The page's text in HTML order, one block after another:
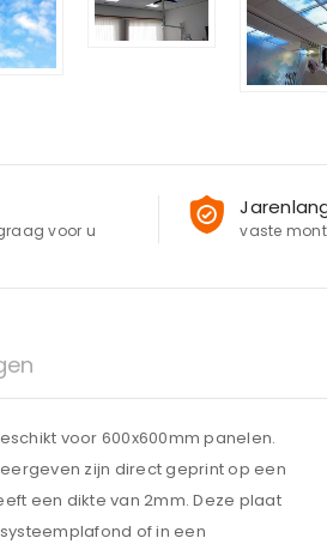
voor u vaste
voor 600x600mm panelen.
zijn direct geprint op een
een dikte van 2mm. Deze plaat
of in een